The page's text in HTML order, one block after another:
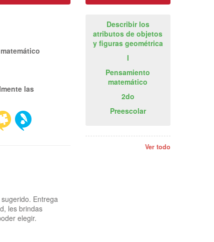
las
Entrega
les brindas
elegir.
Describir los
atributos de objetos
y figuras geométrica
I
Pensamiento
matemático
2do
Preescolar
Ver todo